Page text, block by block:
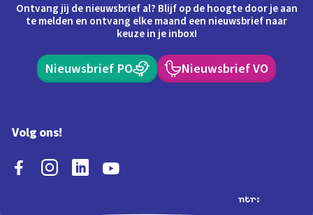
Ontvang jij de nieuwsbrief al? Blijf op de hoogte door je aan
te melden en ontvang elke maand een nieuwsbrief naar
keuze in je inbox!
Nieuwsbrief PO Nieuwsbrief VO
Volg ons!